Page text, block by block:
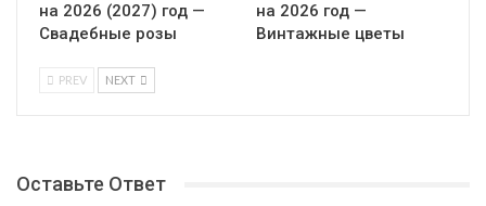
на 2026 (2027) год —
Свадебные розы
на 2026 год —
Винтажные цветы
PREV NEXT
Оставьте Ответ